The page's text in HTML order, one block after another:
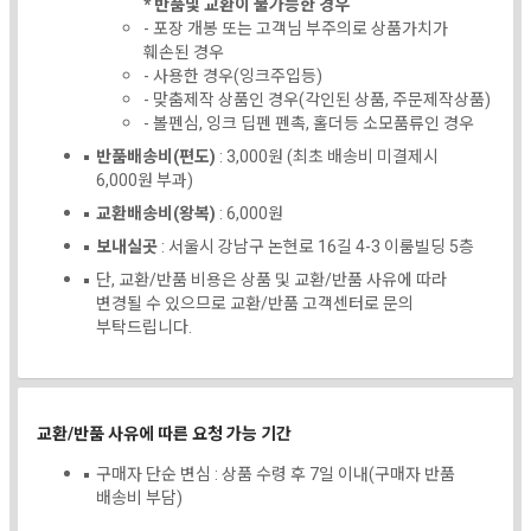
- 포장 개봉 또는 고객님 부주의로 상품가치가
훼손된 경우
- 사용한 경우(잉크주입등)
- 맞춤제작 상품인 경우(각인된 상품, 주문제작상품)
- 볼펜심, 잉크 딥펜 펜촉, 홀더등 소모품류인 경우
반품배송비(편도) : 3,000원 (최초 배송비 미결제시
6,000원 부과)
교환배송비(왕복) : 6,000원
보내실곳: 서울시 강남구 논현로 16길 4-3 이룸빌딩 5층
단, 교환/반품 비용은 상품 및 교환/반품 사유에 따라
변경될 수 있으므로 교환/반품 고객센터로 문의
부탁드립니다.
교환/반품 사유에 따른 요청 가능 기간
구매자 단순 변심 : 상품 수령 후 7일 이내(구매자 반품
배송비 부담)